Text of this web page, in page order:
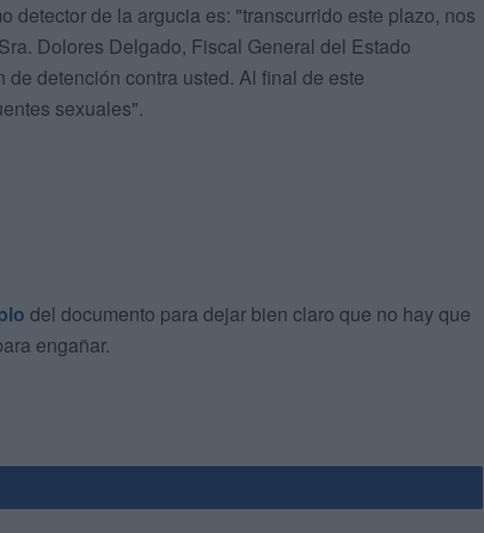
detector de la argucia es: "transcurrido este plazo, nos
Dolores Delgado, Fiscal General del Estado
detención contra usted. Al final de este
sexuales".
del documento para dejar bien claro que no hay que
engañar.